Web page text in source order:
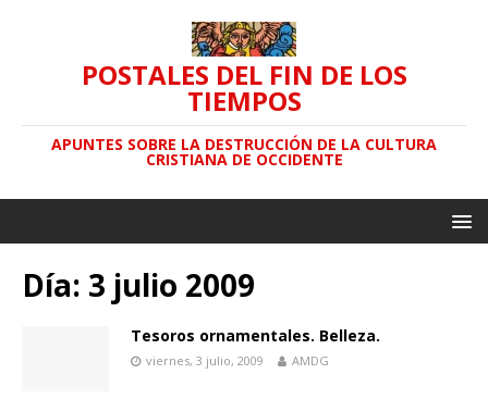
POSTALES DEL FIN DE LOS
TIEMPOS
APUNTES SOBRE LA DESTRUCCIÓN DE LA CULTURA
CRISTIANA DE OCCIDENTE
Día: 3 julio 2009
Tesoros ornamentales. Belleza.
viernes, 3 julio, 2009 AMDG